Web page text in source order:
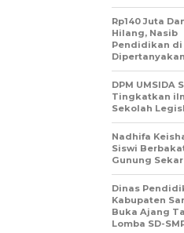
Rp140 Juta
Hilang, Nasib
Pendidikan di
Dipertanyakan
DPM UMSIDA
Tingkatkan
Sekolah
Nadhifa
Siswi
Gunung Sekar
Dinas
Kabupaten
Buka Ajang
Lomba SD-